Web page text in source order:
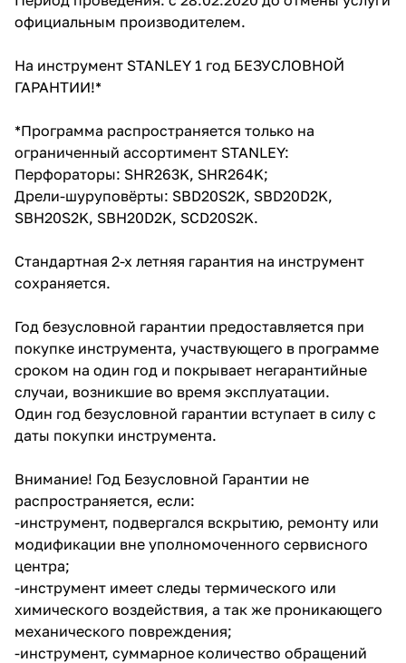
официальным производителем.
На инструмент STANLEY 1 год БЕЗУСЛОВНОЙ
ГАРАНТИИ!*
*Программа распространяется только на
ограниченный ассортимент STANLEY:
Перфораторы: SHR263K, SHR264K;
Дрели-шуруповёрты: SBD20S2K, SBD20D2K,
SBH20S2K, SBH20D2K, SCD20S2K.
Стандартная 2-х летняя гарантия на инструмент
сохраняется.
Год безусловной гарантии предоставляется при
покупке инструмента, участвующего в программе
сроком на один год и покрывает негарантийные
случаи, возникшие во время эксплуатации.
Один год безусловной гарантии вступает в силу с
даты покупки инструмента.
Внимание! Год Безусловной Гарантии не
распространяется, если:
-инструмент, подвергался вскрытию, ремонту или
модификации вне уполномоченного сервисного
центра;
-инструмент имеет следы термического или
химического воздействия, а так же проникающего
механического повреждения;
-инструмент, суммарное количество обращений
Добавляйте товары
25% картой любого банка
Получайте товар
выбранный способом
Оставшиеся75% будут
списываться
Подробнее
об оплате Плайтом
25
недели
Остались вопросы?
8 800 302-02-51